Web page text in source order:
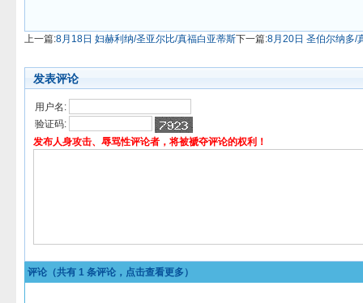
上一篇:8月18日 妇赫利纳/圣亚尔比/真福白亚蒂斯下一篇:8月20日 圣伯尔纳多/
发表评论
用户名:
验证码:
发布人身攻击、辱骂性评论者，将被褫夺评论的权利！
评论（共有 1 条评论，点击查看更多）